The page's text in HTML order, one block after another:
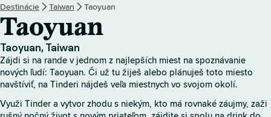
s
á
b
r
a
o
Destinácie Taiwan Taoyuan
Taoyuan
Taoyuan, Taiwan
Zájdi si na rande v jednom z najlepších miest na spoznávanie
nových ľudí: Taoyuan. Či už tu žiješ alebo plánuješ toto miesto
navštíviť, na Tinderi nájdeš veľa miestnych vo svojom okolí.
Využi Tinder a vytvor zhodu s niekým, kto má rovnaké záujmy, zaži